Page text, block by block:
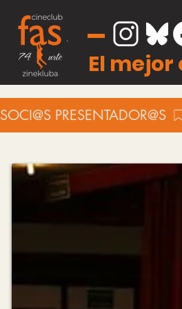
El mejor
SOCI@S PRESENTADOR@S